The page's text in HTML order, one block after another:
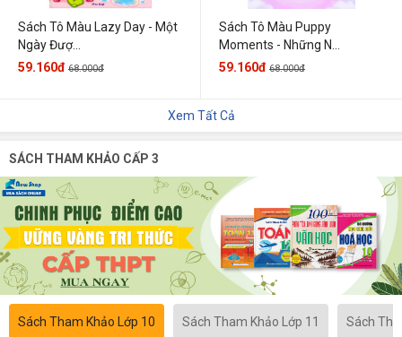
Sách Tô Màu Lazy Day - Một
Ngày Đượ...
59.160đ 68.000đ
Sách Tô Màu Puppy
Moments - Những N...
59.160đ 68.000đ
Xem Tất Cả
SÁCH THAM KHẢO CẤP 3
Sách Tham Khảo Lớp 10 Sách Tham Khảo Lớp 11 Sách